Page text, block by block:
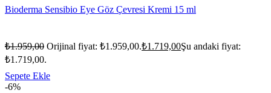
Bioderma Sensibio Eye Göz Çevresi Kremi 15 ml
₺1.959,00 Orijinal fiyat: ₺1.959,00.₺1.719,00Şu andaki fiyat:
₺1.719,00.
Sepete Ekle
-6%